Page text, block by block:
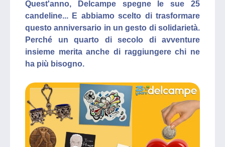
Quest'anno, Delcampe spegne le sue 25
candeline... E abbiamo scelto di trasformare
questo anniversario in un gesto di solidarietà.
Perché un quarto di secolo di avventure
insieme merita anche di raggiungere chi ne
ha più bisogno.